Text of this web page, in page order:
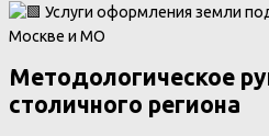
Методологическое
столичного региона